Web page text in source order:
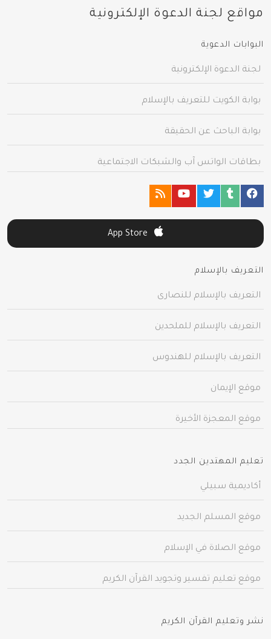
مواقع لجنة الدعوة الإلكترونية
البوابات الدعوية
لجنة الدعوة الإلكترونية
بوابة الكويت للتعريف بالإسلام
بوابة الباحث عن الحقيقة
بطاقات الواتس آب والشبكات الاجتماعية
التعريف بالإسلام
التعريف بالإسلام للنصارى
التعريف بالإسلام للملحدين
التعريف بالإسلام للهندوس
موقع الإيمان
موقع المعجزة الأخيرة
تعليم المهتدين الجدد
أكاديمية سبيلي
موقع المسلم الجديد
موقع الصلاة في الإسلام
موقع تعليم تفسير وتجويد القرآن الكريم
نشر وتعليم القرآن الكريم